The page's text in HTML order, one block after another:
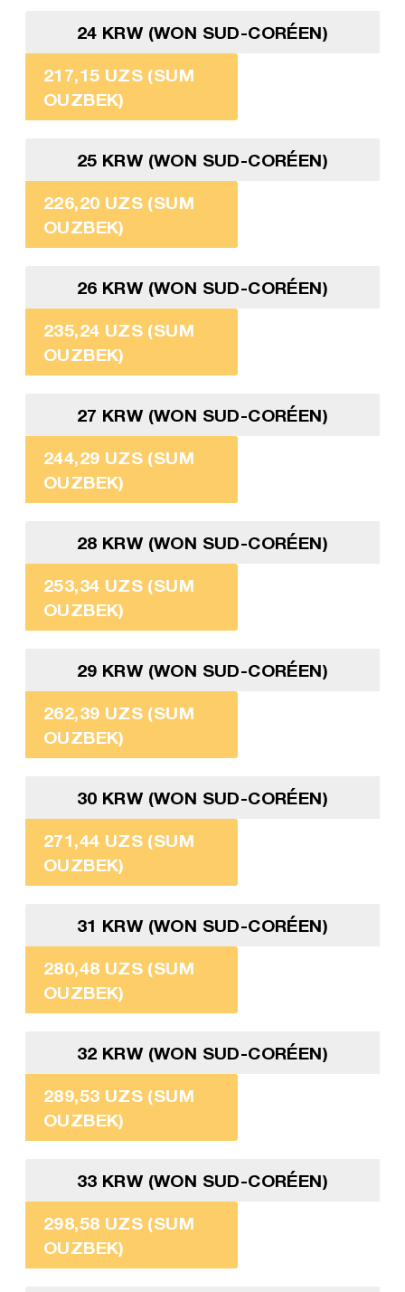
24 KRW (WON SUD-CORÉEN)
217,15 UZS (SUM
OUZBEK)
25 KRW (WON SUD-CORÉEN)
226,20 UZS (SUM
OUZBEK)
26 KRW (WON SUD-CORÉEN)
235,24 UZS (SUM
OUZBEK)
27 KRW (WON SUD-CORÉEN)
244,29 UZS (SUM
OUZBEK)
28 KRW (WON SUD-CORÉEN)
253,34 UZS (SUM
OUZBEK)
29 KRW (WON SUD-CORÉEN)
262,39 UZS (SUM
OUZBEK)
30 KRW (WON SUD-CORÉEN)
271,44 UZS (SUM
OUZBEK)
31 KRW (WON SUD-CORÉEN)
280,48 UZS (SUM
OUZBEK)
32 KRW (WON SUD-CORÉEN)
289,53 UZS (SUM
OUZBEK)
33 KRW (WON SUD-CORÉEN)
298,58 UZS (SUM
OUZBEK)